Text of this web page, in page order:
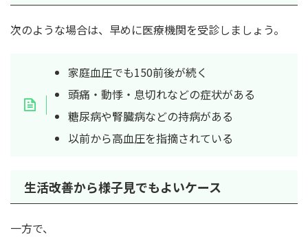
次のような場合は、早めに医療機関を受診しましょう。
家庭血圧でも150前後が続く
頭痛・動悸・息切れなどの症状がある
糖尿病や腎臓病などの持病がある
以前から高血圧を指摘されている
生活改善から様子見でもよいケース
一方で、